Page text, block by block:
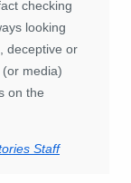
checking
looking
deceptive or
media)
on the
Staff